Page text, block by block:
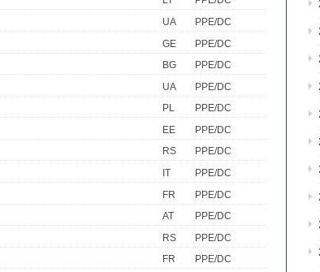
UA
PPE/DC
GE
PPE/DC
BG
PPE/DC
UA
PPE/DC
PL
PPE/DC
EE
PPE/DC
RS
PPE/DC
IT
PPE/DC
FR
PPE/DC
AT
PPE/DC
RS
PPE/DC
FR
PPE/DC